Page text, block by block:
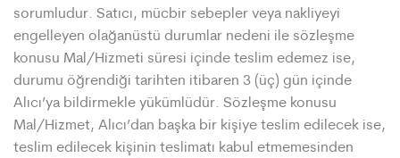
sorumludur. Satıcı, mücbir sebepler veya nakliyeyi
engelleyen olağanüstü durumlar nedeni ile sözleşme
konusu Mal/Hizmeti süresi içinde teslim edemez ise,
durumu öğrendiği tarihten itibaren 3 (üç) gün içinde
Alıcı’ya bildirmekle yükümlüdür. Sözleşme konusu
Mal/Hizmet, Alıcı’dan başka bir kişiye teslim edilecek ise,
teslim edilecek kişinin teslimatı kabul etmemesinden